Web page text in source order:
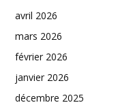
avril 2026
mars 2026
février 2026
janvier 2026
décembre 2025